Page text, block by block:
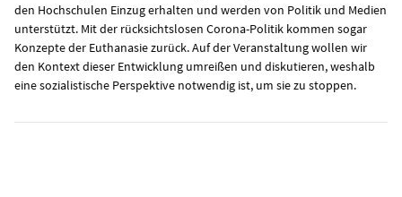
den Hochschulen Einzug erhalten und werden von Politik und Medien
unterstützt. Mit der rücksichtslosen Corona-Politik kommen sogar
Konzepte der Euthanasie zurück. Auf der Veranstaltung wollen wir
den Kontext dieser Entwicklung umreißen und diskutieren, weshalb
eine sozialistische Perspektive notwendig ist, um sie zu stoppen.